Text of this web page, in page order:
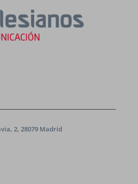
2, 28079 Madrid